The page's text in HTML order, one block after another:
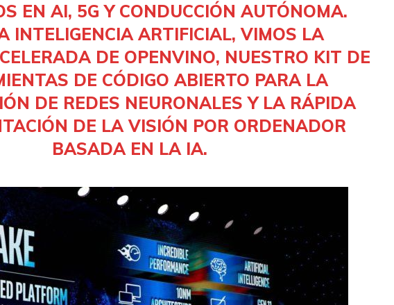
ENAI, 5G Y CONDUCCIÓN AUTÓNOMA.
INTELIGENCIA ARTIFICIAL, VIMOS LA
DE OPENVINO, NUESTRO KIT DE
DE CÓDIGO ABIERTO PARA LA
DE REDES NEURONALES Y LA RÁPIDA
DE LA VISIÓN POR ORDENADOR
BASADA EN LA IA.